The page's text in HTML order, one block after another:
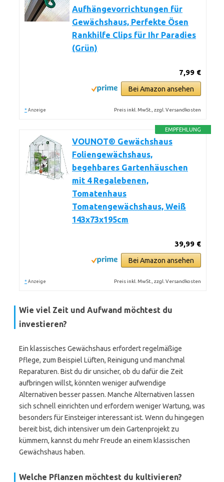
Aufhängevorrichtungen für
Gewächshaus, Perfekte Ösen
Rankhilfe Clips für Ihr Paradies
(Grün)
7,99 €
Bei Amazon ansehen
* Anzeige Preis inkl. MwSt., zzgl. Versandkosten
EMPFEHLUNG
VOUNOT® Gewächshaus
Foliengewächshaus,
begehbares Gartenhäuschen
mit 4 Regalebenen,
Tomatenhaus
Tomatengewächshaus, Weiß
143x73x195cm
39,99 €
Bei Amazon ansehen
* Anzeige Preis inkl. MwSt., zzgl. Versandkosten
Wie viel Zeit und Aufwand möchtest du
investieren?
Ein klassisches Gewächshaus erfordert regelmäßige
Pflege, zum Beispiel Lüften, Reinigung und manchmal
Reparaturen. Bist du dir unsicher, ob du dafür die Zeit
aufbringen willst, könnten weniger aufwendige
Alternativen besser passen. Manche Alternativen lassen
sich schnell einrichten und erfordern weniger Wartung, was
besonders für Einsteiger interessant ist. Wenn du hingegen
bereit bist, dich intensiver um dein Gartenprojekt zu
kümmern, kannst du mehr Freude an einem klassischen
Gewächshaus haben.
Welche Pflanzen möchtest du kultivieren?